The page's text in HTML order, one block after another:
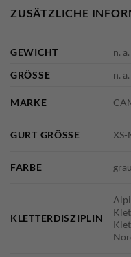
ZUSÄTZLICHE
GEWICHT
n. a.
GRÖSSE
n. a.
MARKE
GURT GRÖSSE XS-
FARBE
KLETTERDISZIPLIN